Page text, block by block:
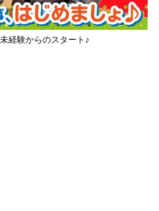
経験からのスタート♪